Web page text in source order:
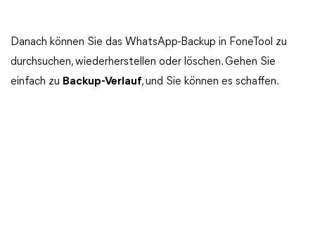
Danach können Sie das WhatsApp-Backup in FoneTool zu
durchsuchen, wiederherstellen oder löschen. Gehen Sie
einfach zu Backup-Verlauf, und Sie können es schaffen.